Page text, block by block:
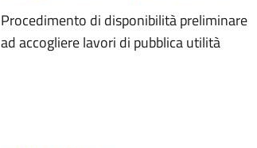
Procedimento di disponibilità preliminare
ad accogliere lavori di pubblica utilità